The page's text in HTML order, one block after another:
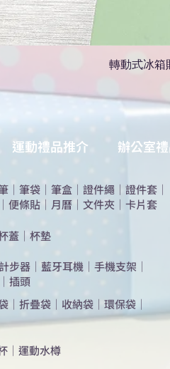
轉動式冰箱
運動禮品推介 辦公室
｜ 筆袋 ｜ 筆盒 ｜ 證件繩 ｜ 證件套 ｜
｜ 便條貼 ｜ 月曆 ｜ 文件夾 ｜ 卡片套
蓋 ｜ 杯墊
計步器 ｜ 藍牙耳機 ｜ 手機支架 ｜
｜ 插頭
｜ 折疊袋 ｜ 收納袋 ｜ 環保袋 ｜
｜ 運動水樽